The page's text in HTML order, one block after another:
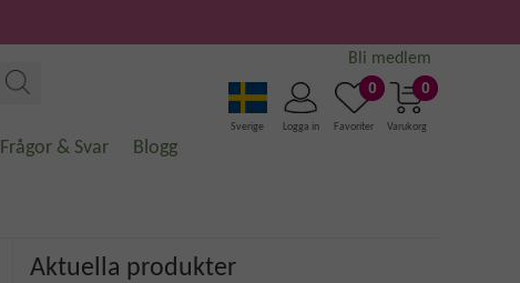
0
Varukorg
0
Favoriter
Logga in
Sverige
Bli medlem
Frågor & Svar Blogg
Aktuella produkter